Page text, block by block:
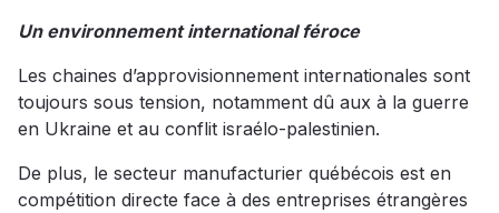
Un environnement international féroce
Les chaines d’approvisionnement internationales sont
toujours sous tension, notamment dû aux à la guerre
en Ukraine et au conflit israélo-palestinien.
De plus, le secteur manufacturier québécois est en
compétition directe face à des entreprises étrangères